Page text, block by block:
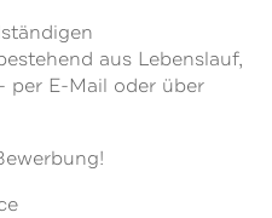
aus Lebenslauf,
per E-Mail oder über